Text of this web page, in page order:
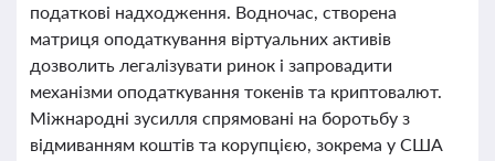
податкові надходження. Водночас, створена
матриця оподаткування віртуальних активів
дозволить легалізувати ринок і запровадити
механізми оподаткування токенів та криптовалют.
Міжнародні зусилля спрямовані на боротьбу з
відмиванням коштів та корупцією, зокрема у США